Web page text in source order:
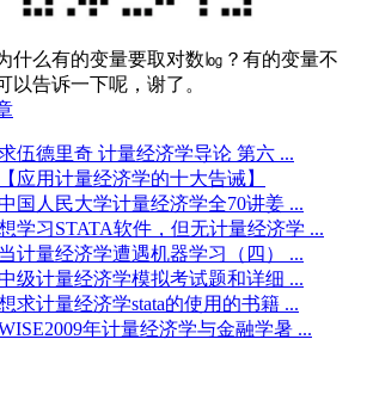
什么有的变量要取对数㏒？有的变量不
以告诉一下呢，谢了。
伍德里奇 计量经济学导论 第六 ...
应用计量经济学的十大告诫】
国人民大学计量经济学全70讲姜 ...
学习STATA软件，但无计量经济学 ...
计量经济学遭遇机器学习（四） ...
级计量经济学模拟考试题和详细 ...
求计量经济学stata的使用的书籍 ...
年计量经济学与金融学暑 ...